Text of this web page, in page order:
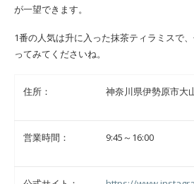
が一望できます。
1番の人気は升に入った抹茶ティラミスで
ってみてくださいね。
住所： 神奈川県伊勢原市大
営業時間： 9:45～16:00